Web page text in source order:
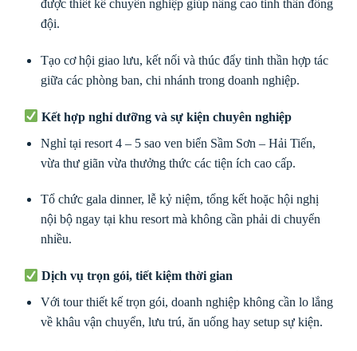
được thiết kế chuyên nghiệp giúp nâng cao tinh thần đồng
đội.
Tạo cơ hội giao lưu, kết nối và thúc đẩy tinh thần hợp tác
giữa các phòng ban, chi nhánh trong doanh nghiệp.
Kết hợp nghỉ dưỡng và sự kiện chuyên nghiệp
Nghỉ tại resort 4 – 5 sao ven biển Sầm Sơn – Hải Tiến,
vừa thư giãn vừa thưởng thức các tiện ích cao cấp.
Tổ chức gala dinner, lễ kỷ niệm, tổng kết hoặc hội nghị
nội bộ ngay tại khu resort mà không cần phải di chuyển
nhiều.
Dịch vụ trọn gói, tiết kiệm thời gian
Với tour thiết kế trọn gói, doanh nghiệp không cần lo lắng
về khâu vận chuyển, lưu trú, ăn uống hay setup sự kiện.